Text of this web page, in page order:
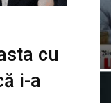
cu
i-a